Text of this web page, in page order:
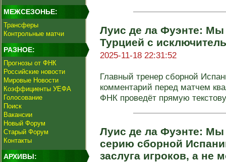
МЕЖСЕЗОНЬЕ:
Трансферы
Контрольные матчи
РАЗНОЕ:
Прогнозы от ФНК
Российские новости
Мировые Новости
Коэффициенты УЕФА
Голосование
Поиск
Вакансии
Новый Форум
Старый Форум
Контакты
АРХИВЫ:
Луис де ла Фуэнте: Мы
Турцией с
2025-11-18 22:31:52
Главный тренер сборной
комментарий перед матчем
ФНК проведёт прямую
Луис де ла Фуэнте:
серию сборной
заслуга игроков, а не